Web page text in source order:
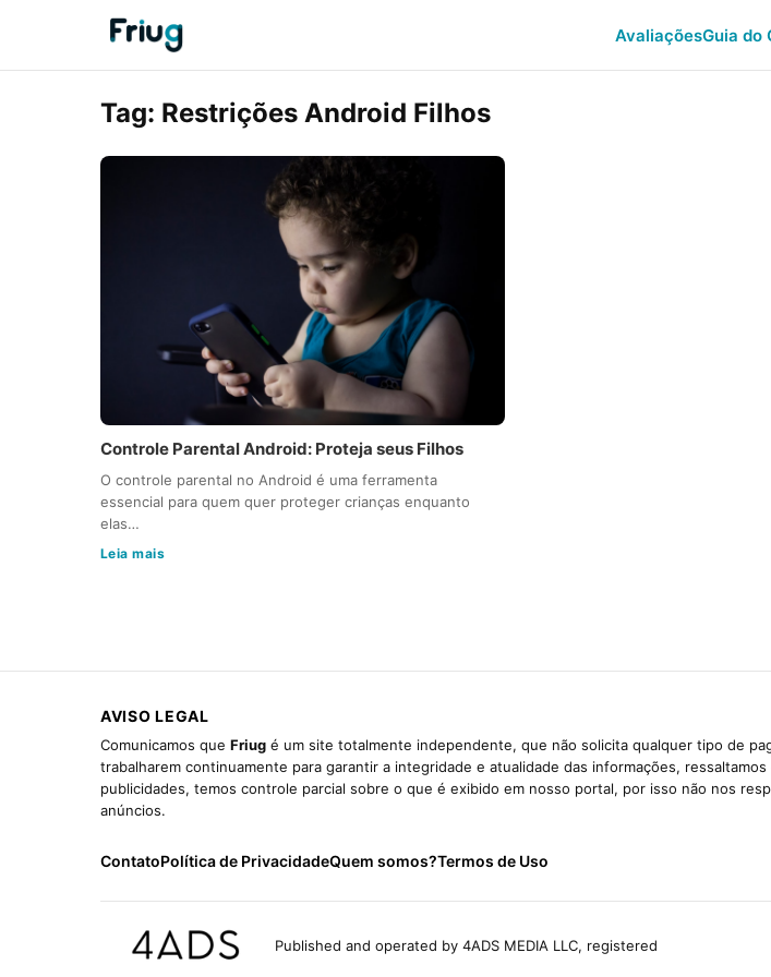
AvaliaçõesGuia do
Tag: Restrições Android Filhos
Controle Parental Android: Proteja seus Filhos
O controle parental no Android é uma ferramenta
essencial para quem quer proteger crianças enquanto
elas…
Leia mais
AVISO LEGAL
Comunicamos que Friug é um site totalmente independente, que não solicita qualquer tipo de
trabalharem continuamente para garantir a integridade e atualidade das informações,
publicidades, temos controle parcial sobre o que é exibido em nosso portal, por isso não nos
anúncios.
ContatoPolítica de PrivacidadeQuem somos?Termos de Uso
Published and operated by 4ADS MEDIA LLC, registered